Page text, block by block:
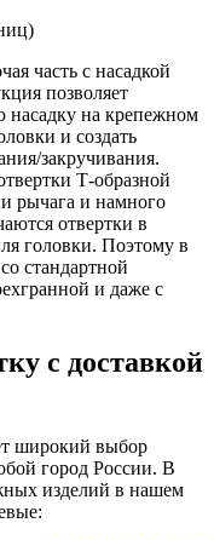
часть с насадкой
позволяет
насадку на крепежном
и создать
закручивания.
Т-образной
рычага и намного
отвертки в
головки. Поэтому в
стандартной
и даже с
с доставкой
широкий выбор
город России. В
изделий в нашем